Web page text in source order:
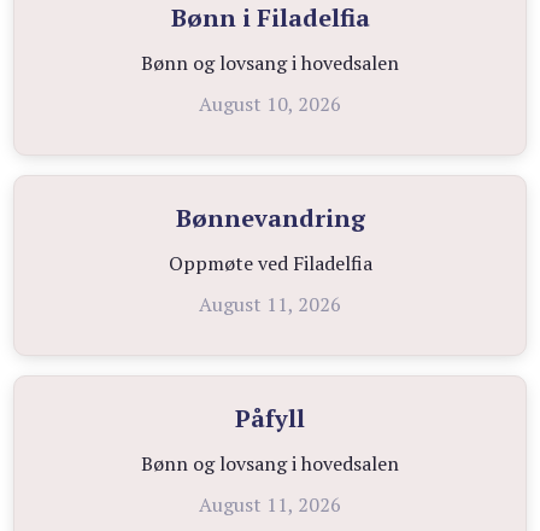
Bønn i Filadelfia
Bønn og lovsang i hovedsalen
August 10, 2026
Bønnevandring
Oppmøte ved Filadelfia
August 11, 2026
Påfyll
Bønn og lovsang i hovedsalen
August 11, 2026